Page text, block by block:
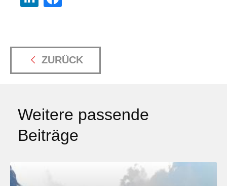
ZURÜCK
Weitere passende
Beiträge